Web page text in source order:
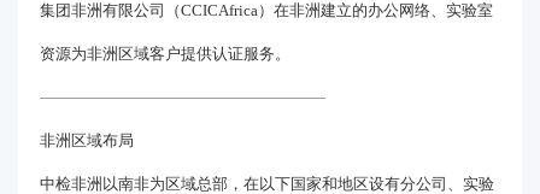
集团非洲有限公司（CCICAfrica）在非洲建立的办公网络、实验室
资源为非洲区域客户提供认证服务。
非洲区域布局
中检非洲以南非为区域总部，在以下国家和地区设有分公司、实验